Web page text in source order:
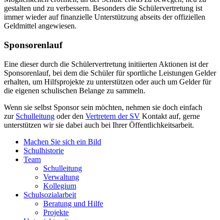
gestalten und zu verbessern. Besonders die Schülervertretung ist
immer wieder auf finanzielle Unterstützung abseits der offiziellen
Geldmittel angewiesen.
Sponsorenlauf
Eine dieser durch die Schülervertretung initiierten Aktionen ist der
Sponsorenlauf, bei dem die Schüler für sportliche Leistungen Gelder
erhalten, um Hilfsprojekte zu unterstützen oder auch um Gelder für
die eigenen schulischen Belange zu sammeln.
Wenn sie selbst Sponsor sein möchten, nehmen sie doch einfach
zur Schulleitung oder den Vertretern der SV Kontakt auf, gerne
unterstützen wir sie dabei auch bei Ihrer Öffentlichkeitsarbeit.
Machen Sie sich ein Bild
Schulhistorie
Team
Schulleitung
Verwaltung
Kollegium
Schulsozialarbeit
Beratung und Hilfe
Projekte